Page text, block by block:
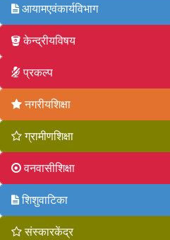
आयामएवंकार्यविभाग
केन्द्रीयविषय
प्रकल्प
नगरीयशिक्षा
ग्रामीणशिक्षा
वनवासीशिक्षा
शिशुवाटिका
संस्कारकेंद्र